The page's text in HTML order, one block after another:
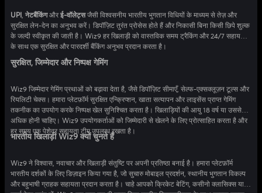
UPI, नेटबैंकिंगऔरई-वॉलेट्सजैसी विश्वसनीय भारतीय भुगतान विधियों के माध्यम से तेज़ और
सुरक्षित लेन-देन का अनुभव करें। डिपॉज़िट तुरंत प्रोसेस होते हैं और निकासी बिना किसी छिपे शुल्क
के जल्दी स्वीकृत की जाती है। Wiz9 हर खिलाड़ी को वास्तविक समय ट्रैकिंग और 24/7 सहायता
के साथ एक सुरक्षित और पारदर्शी बैंकिंग अनुभव प्रदान करता है।
सुरक्षित, जिम्मेदार और निष्पक्ष गेमिंग
Wiz9 जिम्मेदार गेमिंग प्रथाओं को बढ़ावा देता है, जैसे डिपॉज़िट सीमाएँ, सेल्फ-एक्सक्लूज़न टूल्स और
रियलिटी चेक्स। हमारा प्लेटफ़ॉर्म सुरक्षित एन्क्रिप्शन, खाता सत्यापन और लाइसेंस प्राप्त गेमिंग
तकनीक का उपयोग करके निष्पक्ष खेल सुनिश्चित करता है। खिलाड़ियों की आयु 18 वर्ष या उससे
अधिक होनी चाहिए। Wiz9 उपयोगकर्ताओं को जिम्मेदारी से खेलने के लिए प्रोत्साहित करता है और
हर समय एक पेशेवर सहायता टीम उपलब्ध रखता है।
भारतीय खिलाड़ी Wiz9 क्यों चुनते हैं
Wiz9 ने विश्वास, नवाचार और खिलाड़ी संतुष्टि पर अपनी प्रतिष्ठा बनाई है। हमारा प्लेटफ़ॉर्म
भारतीय दर्शकों के लिए डिज़ाइन किया गया है, जो सुचारु मोबाइल प्रदर्शन, स्थानीय भुगतान विकल्प
और बहुभाषी ग्राहक सहायता प्रदान करता है। चाहे आपको क्रिकेट बेटिंग, कसीनो क्लासिक्स या